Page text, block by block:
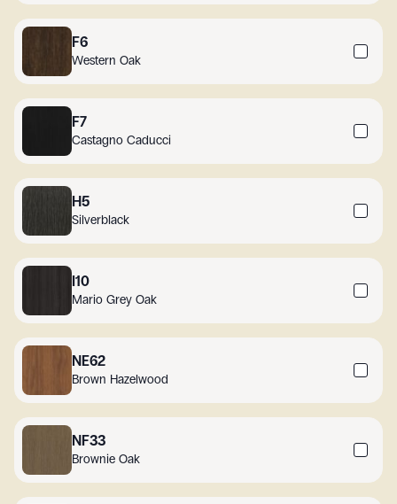
F6
Western Oak
F7
Castagno Caducci
H5
Silverblack
I10
Mario Grey Oak
NE62
Brown Hazelwood
NF33
Brownie Oak